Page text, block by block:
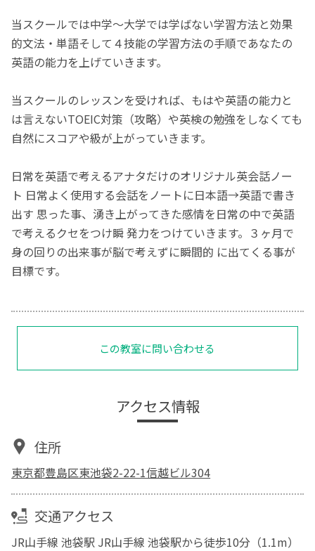
当スクールでは中学〜大学では学ばない学習方法と効果
的文法・単語そして４技能の学習方法の手順であなたの
英語の能力を上げていきます。
当スクールのレッスンを受ければ、もはや英語の能力と
は言えないTOEIC対策（攻略）や英検の勉強をしなくても
自然にスコアや級が上がっていきます。
日常を英語で考えるアナタだけのオリジナル英会話ノー
ト 日常よく使用する会話をノートに日本語→英語で書き
出す 思った事、湧き上がってきた感情を日常の中で英語
で考えるクセをつけ瞬 発力をつけていきます。３ヶ月で
身の回りの出来事が脳で考えずに瞬間的 に出てくる事が
目標です。
この教室に問い合わせる
アクセス情報
住所
東京都豊島区東池袋2-22-1信越ビル304
交通アクセス
JR山手線 池袋駅 JR山手線 池袋駅から徒歩10分（1.1m）